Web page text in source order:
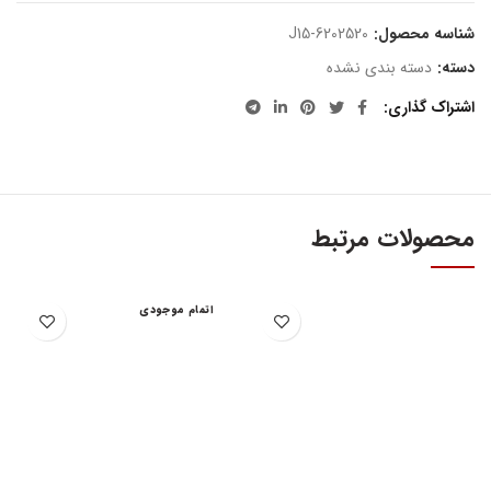
شناسه محصول: J15-6202520
دسته: دسته بندی نشده
اشتراک گذاری
محصولات مرتبط
اتمام موجودی